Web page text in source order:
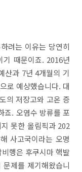
려는 이유는 당연히
기 때문이죠. 2016년
산과 7년 4개월의 기
로 예상했습니다. 대
의 저장고와 고온 증
죠. 오염수 방류를 포
못한 올림픽과 202
사고국이라는 오명
행은 후쿠시마 핵발
제를 제기해왔습니